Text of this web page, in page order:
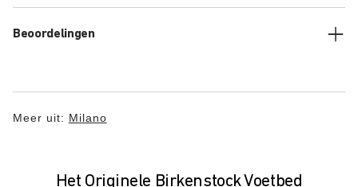
Beoordelingen
Meer uit: Milano
Het Originele Birkenstock Voetbed